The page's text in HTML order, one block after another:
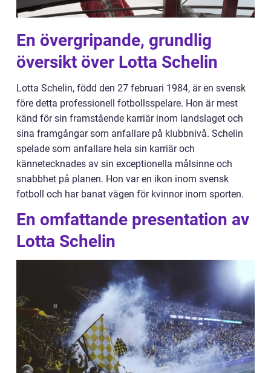
En övergripande, grundlig
översikt över Lotta Schelin
Lotta Schelin, född den 27 februari 1984, är en svensk
före detta professionell fotbollsspelare. Hon är mest
känd för sin framstående karriär inom landslaget och
sina framgångar som anfallare på klubbnivå. Schelin
spelade som anfallare hela sin karriär och
kännetecknades av sin exceptionella målsinne och
snabbhet på planen. Hon var en ikon inom svensk
fotboll och har banat vägen för kvinnor inom sporten.
En omfattande presentation av
Lotta Schelin